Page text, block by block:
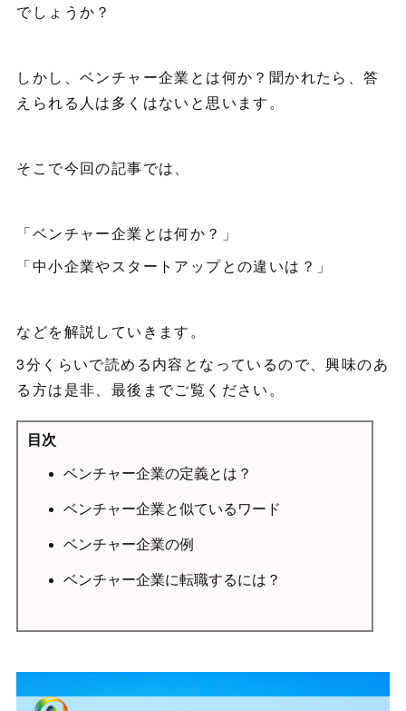
でしょうか？
しかし、ベンチャー企業とは何か？聞かれたら、答
えられる人は多くはないと思います。
そこで今回の記事では、
「ベンチャー企業とは何か？」
「中小企業やスタートアップとの違いは？」
などを解説していきます。
3分くらいで読める内容となっているので、興味のあ
る方は是非、最後までご覧ください。